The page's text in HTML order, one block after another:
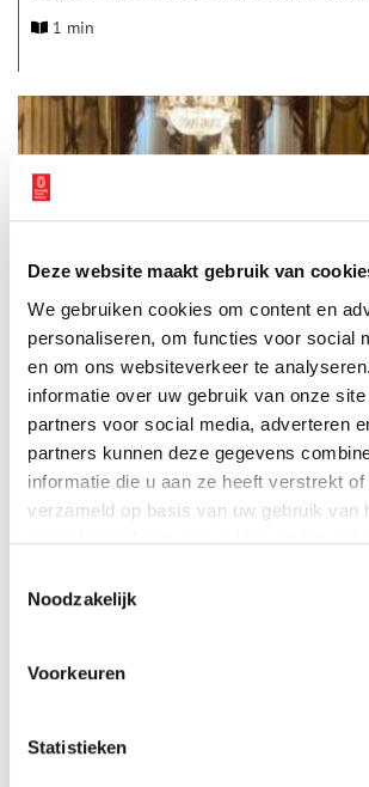
Deze website maakt gebruik van
We gebruiken cookies om content en
personaliseren, om functies voor social
en om ons websiteverkeer te
informatie over uw gebruik van onze
partners voor social media, adverteren
partners kunnen deze gegevens
informatie die u aan ze heeft verstrekt
verzameld op basis van uw gebruik van
Noodzakelijk
Voorkeuren
Statistieken
ze de Museumkaart. Daarmee worden ze
woongeschiedenis van dichtbij kan ervaren.
1 min
Huis Barnaart in Haarlem is officieel
Museumvereniging. Daarmee is het gratis
alle houders van de Museumkaart. Haarlem
oudste museum van Nederland (het Teylers)
van de museumfamilie binnen haar
1 min
Aan tafel in Huis Barnaart
Huis Barnaart is een vroeg negentiende-
één van de best bewaarde empire interieurs
Net als andere voorname huizen uit zijn tijd